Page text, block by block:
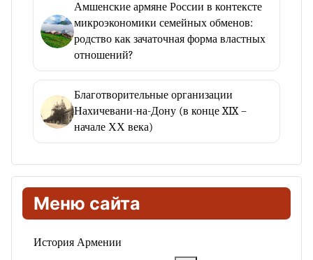
Меню сайта
История Армении
Амшенские армяне России в контексте
микроэкономики семейных обменов:
родство как зачаточная форма властных
отношений?
Благотворительные организации
Нахичевани-на-Дону (в конце XIX –
начале ХХ века)